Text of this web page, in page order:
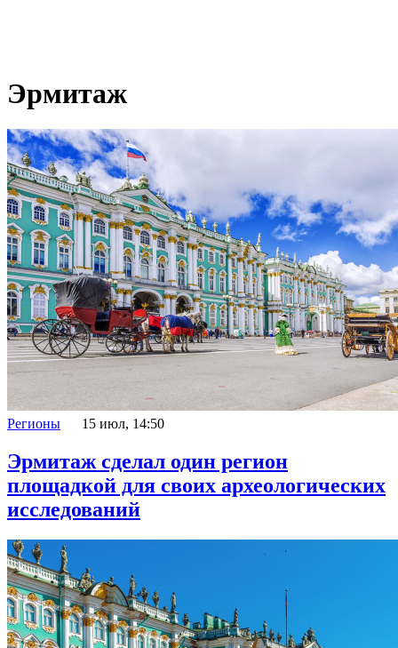
Эрмитаж
Регионы 15 июл, 14:50
Эрмитаж сделал один регион
площадкой для своих археологических
исследований